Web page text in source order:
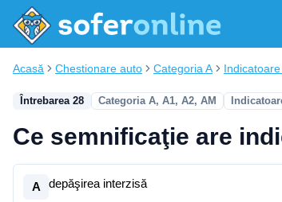
Acasă Chestionare auto Categoria A
Întrebarea 28 Categoria A, A1, A2, AM
Ce semnificaţie are
A depăşirea interzisă